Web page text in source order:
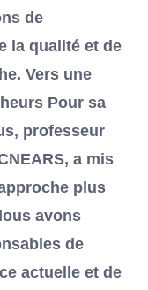
de
la qualité et de
Vers une
Pour sa
professeur
a mis
plus
avons
de
actuelle et de